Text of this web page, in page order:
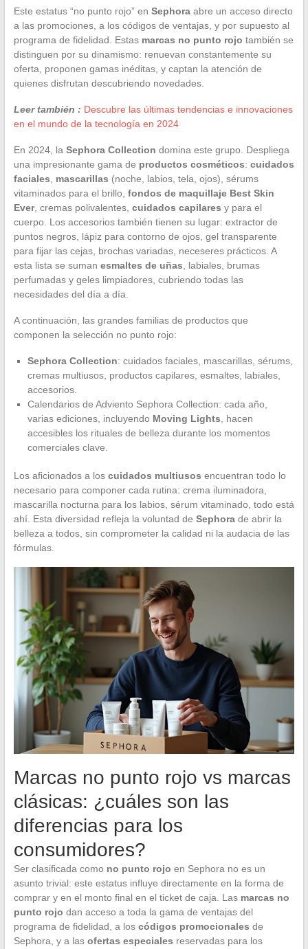
Este estatus “no punto rojo” en Sephoraabre un acceso directo
a las promociones, a los códigos de ventajas, y por supuesto al
programa de fidelidad. Estas marcas no punto rojo también se
distinguen por su dinamismo: renuevan constantemente su
oferta, proponen gamas inéditas, y captan la atención de
quienes disfrutan descubriendo novedades.
Leer también : Descubre las últimas tendencias e innovaciones
en el mundo de la tecnología en 2024
En 2024, la Sephora Collection domina este grupo. Despliega
una impresionante gama de productos cosméticos: cuidados
faciales
mascarillas (noche, labios, tela, ojos), sérums
vitaminados para el brillo, fondos de maquillaje Best Skin
Ever, cremas polivalentes, cuidados capilares y para el
cuerpo. Los accesorios también tienen su lugar: extractor de
puntos negros, lápiz para contorno de ojos, gel transparente
para fijar las cejas, brochas variadas, neceseres prácticos. A
esta lista se suman esmaltes de uñas , labiales, brumas
perfumadas y geles limpiadores, cubriendo todas las
necesidades del día a día.
A continuación, las grandes familias de productos que
componen la selección no punto rojo:
Sephora Collection: cuidados faciales, mascarillas, sérums,
cremas multiusos, productos capilares, esmaltes, labiales,
accesorios.
Calendarios de Adviento Sephora Collection: cada año,
varias ediciones, incluyendo Moving Lights , hacen
accesibles los rituales de belleza durante los momentos
comerciales clave.
Los aficionados a los cuidados multiusos encuentran todo lo
necesario para componer cada rutina: crema iluminadora,
mascarilla nocturna para los labios, sérum vitaminado, todo está
ahí. Esta diversidad refleja la voluntad de Sephorade abrir la
belleza a todos, sin comprometer la calidad ni la audacia de las
fórmulas.
Marcas no punto rojo vs marcas
clásicas: ¿cuáles son las
diferencias para los
consumidores?
Ser clasificada como no punto rojo en Sephora no es un
asunto trivial: este estatus influye directamente en la forma de
comprar y en el monto final en el ticket de caja. Las marcas no
punto rojo dan acceso a toda la gama de ventajas del
programa de fidelidad, a los códigos promocionales de
Sephora, y a las ofertas especiales reservadas para los